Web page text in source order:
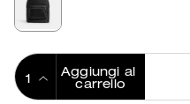
Aggiungi al
carrello